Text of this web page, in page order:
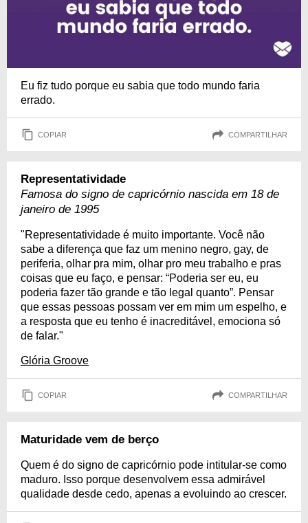
Eu fiz tudo porque eu sabia que todo mundo faria
errado.
COPIAR COMPARTILHAR
Representatividade
Famosa do signo de capricórnio nascida em 18 de
janeiro de 1995
"Representatividade é muito importante. Você não
sabe a diferença que faz um menino negro, gay, de
periferia, olhar pra mim, olhar pro meu trabalho e pras
coisas que eu faço, e pensar: “Poderia ser eu, eu
poderia fazer tão grande e tão legal quanto”. Pensar
que essas pessoas possam ver em mim um espelho, e
a resposta que eu tenho é inacreditável, emociona só
de falar."
Glória Groove
COPIAR COMPARTILHAR
Maturidade vem de berço
Quem é do signo de capricórnio pode intitular-se como
maduro. Isso porque desenvolvem essa admirável
qualidade desde cedo, apenas a evoluindo ao crescer.